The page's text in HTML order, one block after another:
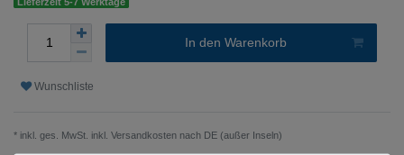
In den Warenkorb
Wunschliste
* inkl. ges. MwSt. inkl. Versandkosten nach DE (außer Inseln)